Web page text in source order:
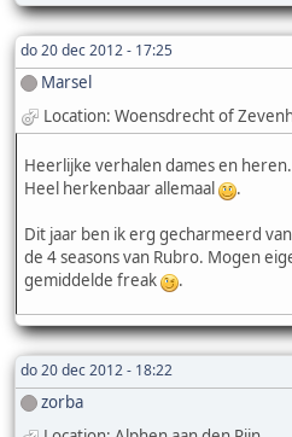
do 20 dec 2012 - 17:25
Marsel
Location: Woensdrecht of
Heerlijke verhalen dames en
Heel herkenbaar allemaal
.
Dit jaar ben ik erg gecharmeerd
de 4 seasons van Rubro. Mogen
gemiddelde freak
.
do 20 dec 2012 - 18:22
zorba